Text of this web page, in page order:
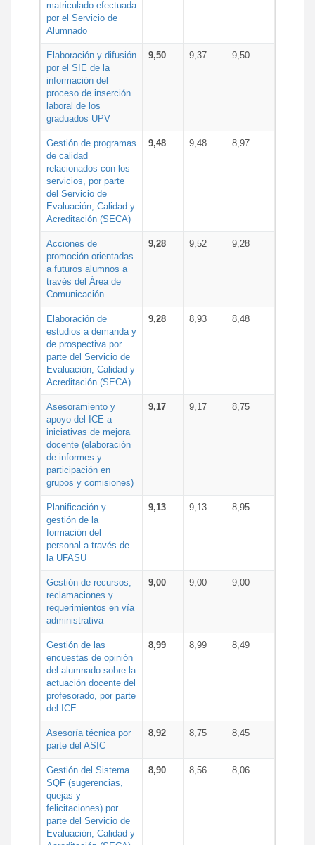
matriculado efectuada
por el Servicio de
Alumnado
Elaboración y difusión
por el SIE de la
información del
proceso de inserción
laboral de los
graduados UPV
9,50 9,37 9,50
Gestión de programas
de calidad
relacionados con los
servicios, por parte
del Servicio de
Evaluación, Calidad y
Acreditación (SECA)
9,48 9,48 8,97
Acciones de
promoción orientadas
a futuros alumnos a
través del Área de
Comunicación
9,28 9,52 9,28
Elaboración de
estudios a demanda y
de prospectiva por
parte del Servicio de
Evaluación, Calidad y
Acreditación (SECA)
9,28 8,93 8,48
Asesoramiento y
apoyo del ICE a
iniciativas de mejora
docente (elaboración
de informes y
participación en
grupos y comisiones)
9,17 9,17 8,75
Planificación y
gestión de la
formación del
personal a través de
la UFASU
9,13 9,13 8,95
Gestión de recursos,
reclamaciones y
requerimientos en vía
administrativa
9,00 9,00 9,00
Gestión de las
encuestas de opinión
del alumnado sobre la
actuación docente del
profesorado, por parte
del ICE
8,99 8,99 8,49
Asesoría técnica por
parte del ASIC
8,92 8,75 8,45
Gestión del Sistema
SQF (sugerencias,
quejas y
felicitaciones) por
parte del Servicio de
Evaluación, Calidad y
8,90 8,56 8,06